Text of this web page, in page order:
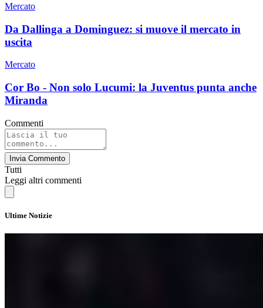
Mercato
Da Dallinga a Dominguez: si muove il mercato in
uscita
Mercato
Cor Bo - Non solo Lucumi: la Juventus punta anche
Miranda
Commenti
Invia Commento
Tutti
Leggi altri commenti
Ultime Notizie